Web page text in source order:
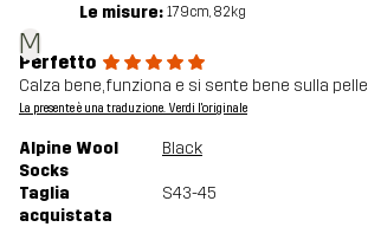
M
Le misure: 179cm, 82kg
Perfetto
Calza bene, funziona e si sente bene sulla pelle
La presente è una traduzione. Verdi l'originale
Alpine Wool
Socks
Black
Taglia
acquistata
S43-45